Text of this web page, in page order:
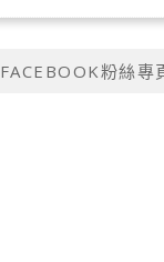
FACEBOOK粉絲專